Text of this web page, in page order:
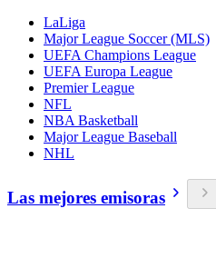
LaLiga
Major League Soccer (MLS)
UEFA Champions League
UEFA Europa League
Premier League
NFL
NBA Basketball
Major League Baseball
NHL
Las mejores emisoras